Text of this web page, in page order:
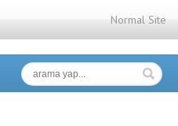
Normal Site